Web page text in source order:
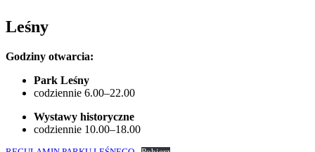
Leśny
Godziny otwarcia:
Park Leśny
codziennie 6.00–22.00
Wystawy historyczne
codziennie 10.00–18.00